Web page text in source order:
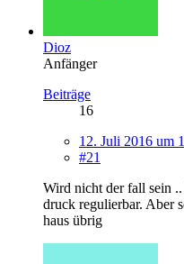
Dioz
Anfänger
Beiträge
16
12. Juli 2016 um
#21
Wird nicht der fall sein
druck regulierbar. Aber
haus übrig